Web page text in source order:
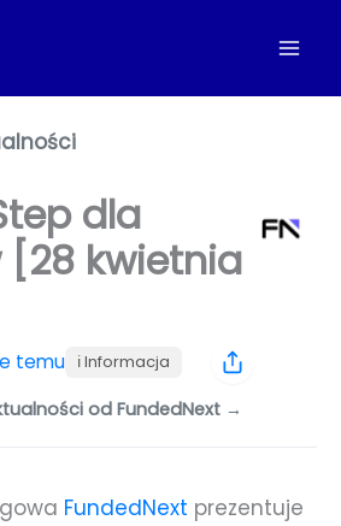
dla
[28 kwietnia
temu ℹ️ Informacja
od FundedNext →
FundedNext prezentuje